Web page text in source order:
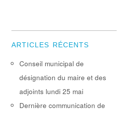
ARTICLES RÉCENTS
Conseil municipal de
désignation du maire et des
adjoints lundi 25 mai
Dernière communication de